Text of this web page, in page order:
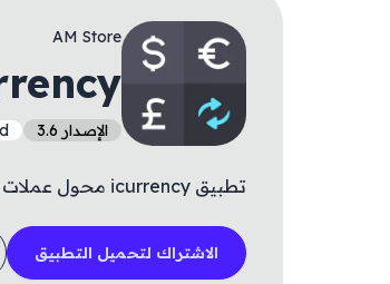
AM Store
الإصدار 3.6
تطبيق icurrency محول عملات مدفوع على ابل ستور ✔️
الاشتراك لتحميل التطبيق